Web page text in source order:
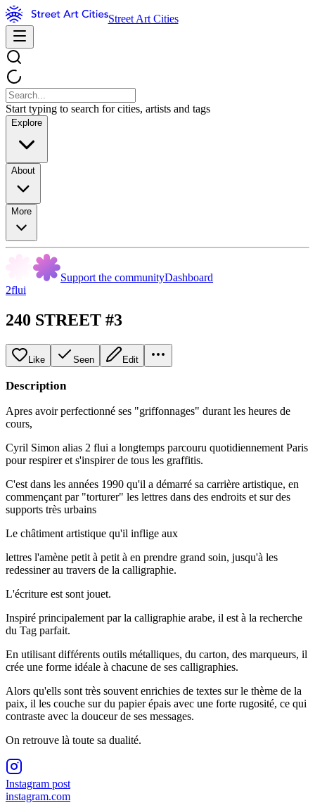
Street Art Cities
Start typing to search for cities, artists and tags
Explore
About
More
Support the communityDashboard
2flui
240 STREET #3
Like Seen Edit
Description
Apres avoir perfectionné ses "griffonnages" durant les heures de
cours,
Cyril Simon alias 2 flui a longtemps parcouru quotidiennement Paris
pour respirer et s'inspirer de tous les graffitis.
C'est dans les années 1990 qu'il a démarré sa carrière artistique, en
commençant par "torturer" les lettres dans des endroits et sur des
supports très urbains
Le châtiment artistique qu'il inflige aux
lettres l'amène petit à petit à en prendre grand soin, jusqu'à les
redessiner au travers de la calligraphie.
L'écriture est sont jouet.
Inspiré principalement par la calligraphie arabe, il est à la recherche
du Tag parfait.
En utilisant différents outils métalliques, du carton, des marqueurs, il
crée une forme idéale à chacune de ses calligraphies.
Alors qu'ells sont très souvent enrichies de textes sur le thème de la
paix, il les couche sur du papier épais avec une forte rugosité, ce qui
contraste avec la douceur de ses messages.
On retrouve là toute sa dualité.
Instagram post
instagram.com